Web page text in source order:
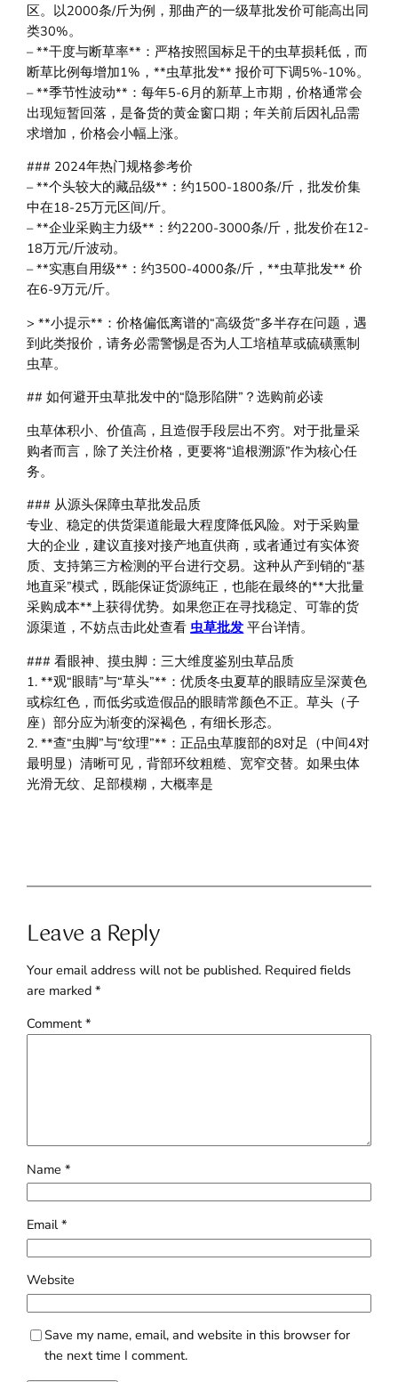
区。以2000条/斤为例，那曲产的一级草批发价可能高出同
类30%。
– **干度与断草率**：严格按照国标足干的虫草损耗低，而
断草比例每增加1%，**虫草批发** 报价可下调5%-10%。
– **季节性波动**：每年5-6月的新草上市期，价格通常会
出现短暂回落，是备货的黄金窗口期；年关前后因礼品需
求增加，价格会小幅上涨。
### 2024年热门规格参考价
– **个头较大的藏品级**：约1500-1800条/斤，批发价集
中在18-25万元区间/斤。
– **企业采购主力级**：约2200-3000条/斤，批发价在12-
18万元/斤波动。
– **实惠自用级**：约3500-4000条/斤，**虫草批发** 价
在6-9万元/斤。
> **小提示**：价格偏低离谱的“高级货”多半存在问题，遇
到此类报价，请务必需警惕是否为人工培植草或硫磺熏制
虫草。
## 如何避开虫草批发中的“隐形陷阱”？选购前必读
虫草体积小、价值高，且造假手段层出不穷。对于批量采
购者而言，除了关注价格，更要将“追根溯源”作为核心任
务。
### 从源头保障虫草批发品质
专业、稳定的供货渠道能最大程度降低风险。对于采购量
大的企业，建议直接对接产地直供商，或者通过有实体资
质、支持第三方检测的平台进行交易。这种从产到销的“基
地直采”模式，既能保证货源纯正，也能在最终的**大批量
采购成本**上获得优势。如果您正在寻找稳定、可靠的货
源渠道，不妨点击此处查看虫草批发 平台详情。
### 看眼神、摸虫脚：三大维度鉴别虫草品质
1. **观“眼睛”与“草头”**：优质冬虫夏草的眼睛应呈深黄色
或棕红色，而低劣或造假品的眼睛常颜色不正。草头（子
座）部分应为渐变的深褐色，有细长形态。
2. **查“虫脚”与“纹理”**：正品虫草腹部的8对足（中间4对
最明显）清晰可见，背部环纹粗糙、宽窄交替。如果虫体
光滑无纹、足部模糊，大概率是
Leave a Reply
Your email address will not be published. Required fields
are marked*
Comment*
Name*
Email*
Website
Save my name, email, and website in this browser for
the next time I comment.